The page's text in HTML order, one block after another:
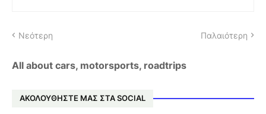
Νεότερη Παλαιότερη
All about cars, motorsports, roadtrips
ΑΚΟΛΟΥΘΗΣΤΕ ΜΑΣ ΣΤΑ SOCIAL